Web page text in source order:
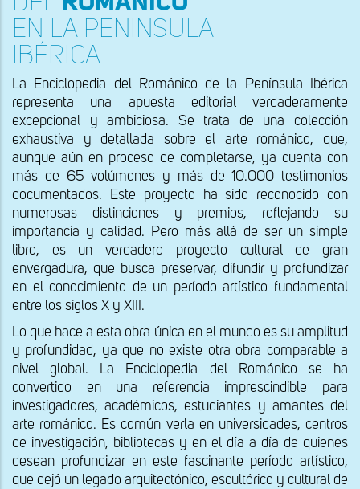
EN LA PENINSULA
IBÉRICA
La Enciclopedia del Románico de la Península Ibérica
representa una apuesta editorial verdaderamente
excepcional y ambiciosa. Se trata de una colección
exhaustiva y detallada sobre el arte románico, que,
aunque aún en proceso de completarse, ya cuenta con
más de 65 volúmenes y más de 10.000 testimonios
documentados. Este proyecto ha sido reconocido con
numerosas distinciones y premios, reflejando su
importancia y calidad. Pero más allá de ser un simple
libro, es un verdadero proyecto cultural de gran
envergadura, que busca preservar, difundir y profundizar
en el conocimiento de un período artístico fundamental
entre los siglos X y XIII.
Lo que hace a esta obra única en el mundo es su amplitud
y profundidad, ya que no existe otra obra comparable a
nivel global. La Enciclopedia del Románico se ha
convertido en una referencia imprescindible para
investigadores, académicos, estudiantes y amantes del
arte románico. Es común verla en universidades, centros
de investigación, bibliotecas y en el día a día de quienes
desean profundizar en este fascinante período artístico,
que dejó un legado arquitectónico, escultórico y cultural de